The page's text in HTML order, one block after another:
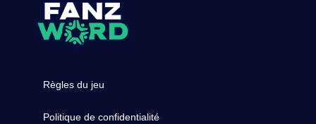
Règles du jeu
Politique de confidentialité